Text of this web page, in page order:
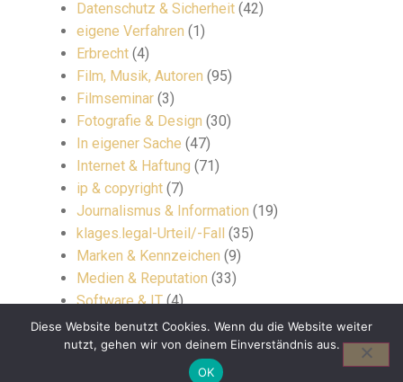
Datenschutz & Sicherheit (42)
eigene Verfahren (1)
Erbrecht (4)
Film, Musik, Autoren (95)
Filmseminar (3)
Fotografie & Design (30)
In eigener Sache (47)
Internet & Haftung (71)
ip & copyright (7)
Journalismus & Information (19)
klages.legal-Urteil/-Fall (35)
Marken & Kennzeichen (9)
Medien & Reputation (33)
Software & IT(4)
Uncategorized(5)
Verwertungsgesellschaften(8)
Wettbewerb & eCommerce
Diese Website benutzt Cookies. Wenn du die Website weiter
nutzt, gehen wir von deinem Einverständnis aus.
OK